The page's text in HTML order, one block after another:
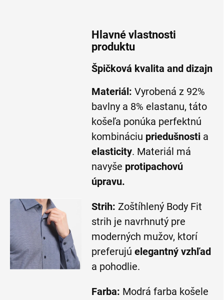
Hlavné vlastnosti
produktu
Špičková kvalita and dizajn
Materiál: Vyrobená z 92%
bavlny a 8% elastanu, táto
košeľa ponúka perfektnú
kombináciu priedušnostia
elasticity. Materiál má
navyše protipachovú
úpravu.
Strih: Zoštíhlený Body Fit
strih je navrhnutý pre
moderných mužov, ktorí
preferujú elegantný vzhľad
a pohodlie.
Farba: Modrá farba košele